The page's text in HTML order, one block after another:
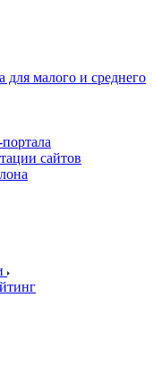
для малого и среднего
сайтов